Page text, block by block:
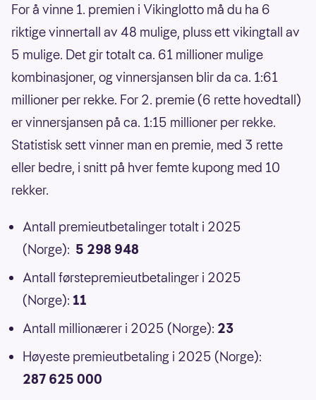
For å vinne 1. premien i Vikinglotto må du ha 6
riktige vinnertall av 48 mulige, pluss ett vikingtall av
5 mulige. Det gir totalt ca. 61 millioner mulige
kombinasjoner, og vinnersjansen blir da ca. 1:61
millioner per rekke. For 2. premie (6 rette hovedtall)
er vinnersjansen på ca. 1:15 millioner per rekke.
Statistisk sett vinner man en premie, med 3 rette
eller bedre, i snitt på hver femte kupong med 10
rekker.
Antall premieutbetalinger totalt i 2025
(Norge): 5 298 948
Antall førstepremieutbetalinger i 2025
(Norge): 11
Antall millionærer i 2025 (Norge): 23
Høyeste premieutbetaling i 2025 (Norge):
287 625 000